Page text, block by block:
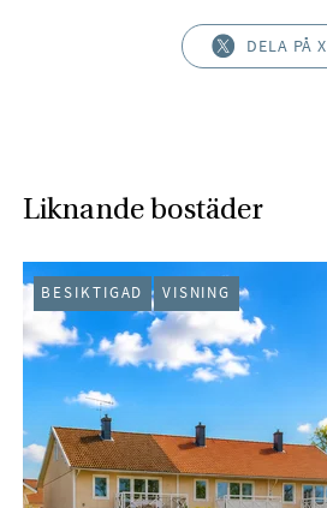
DELA PÅ X
Liknande bostäder
BESIKTIGAD VISNING